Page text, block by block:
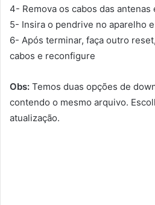
4- Remova os cabos das antenas
5- Insira o pendrive no aparelho
6- Após terminar, faça outro
cabos e reconfigure
Obs: Temos duas opções de
contendo o mesmo arquivo.
atualização.